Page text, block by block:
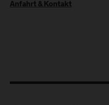
Anfahrt & Kontakt